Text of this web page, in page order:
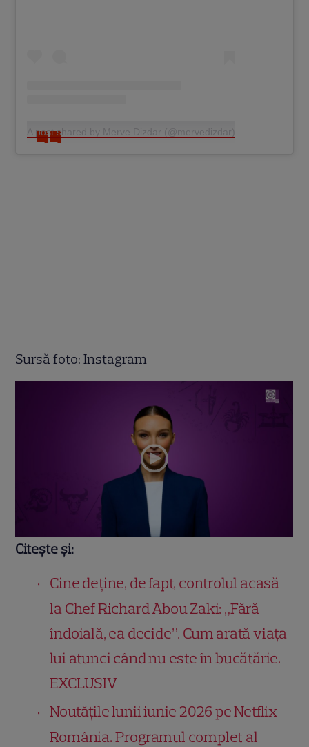
A post shared by Merve Dizdar (@mervedizdar)
Sursă foto: Instagram
Citește și:
Cine deține, de fapt, controlul acasă
la Chef Richard Abou Zaki: „Fără
îndoială, ea decide”. Cum arată viața
lui atunci când nu este în bucătărie.
EXCLUSIV
Noutățile lunii iunie 2026 pe Netflix
România. Programul complet al